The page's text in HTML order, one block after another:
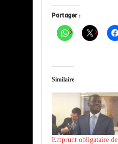
Partager :
Similaire
Emprunt obligataire de